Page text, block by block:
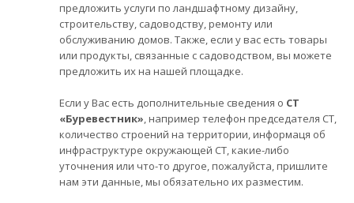
предложить услуги по ландшафтному дизайну,
строительству, садоводству, ремонту или
обслуживанию домов. Также, если у вас есть товары
или продукты, связанные с садоводством, вы можете
предложить их на нашей площадке.
Если у Вас есть дополнительные сведения о СТ
«Буревестник», например телефон председателя СТ,
количество строений на территории, информаця об
инфраструктуре окружающей СТ, какие-либо
уточнения или что-то другое, пожалуйста, пришлите
нам эти данные, мы обязательно их разместим.